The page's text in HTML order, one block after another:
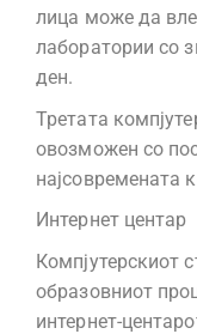
лица може да
лаборатории со
ден.
Третата
овозможен со
најсовремената
Интернет центар
Компјутерскиот
образовниот
интернет-